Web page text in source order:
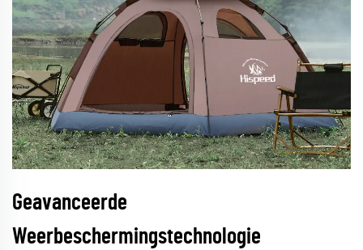
Geavanceerde
Weerbeschermingstechnologie